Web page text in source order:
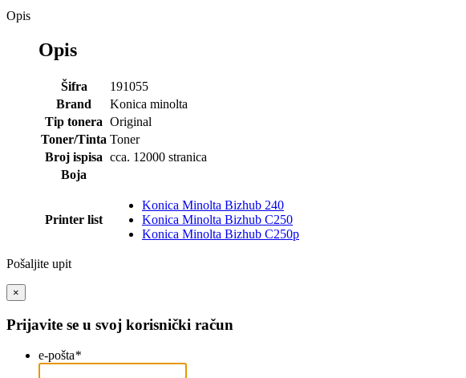
Opis
Opis
Šifra
191055
Brand
Konica minolta
Tip tonera Original
Toner/Tinta Toner
Broj ispisa cca. 12000 stranica
Boja
Printer list
Konica Minolta Bizhub 240
Konica Minolta Bizhub C250
Konica Minolta Bizhub C250p
Pošaljite upit
×
Prijavite se u svoj korisnički račun
e-pošta*